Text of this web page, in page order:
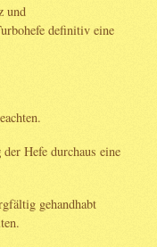
und
definitiv eine
der Hefe durchaus eine
gehandhabt